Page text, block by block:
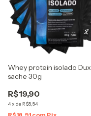
Whey protein isolado Dux
sache 30g
R$19,90
4x de R$5,54